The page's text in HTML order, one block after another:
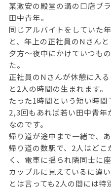
某激安の殿堂の溝の口店ブ
田中青年。
同じアルバイトをしていた
と、年上の正社員のNさんと
夕方〜夜中にかけていつも
た。
正社員のNさんが休憩に入
と2人の時間の生まれます。
たった1時間という短い時
2,3回もあれば若い田中青年
なのです。
帰り道が途中まで一緒で、
帰り道の数駅で、2人はど
く、電車に揺られ隣同士に
カップルに見えているに違い
とは言っても2人の間には